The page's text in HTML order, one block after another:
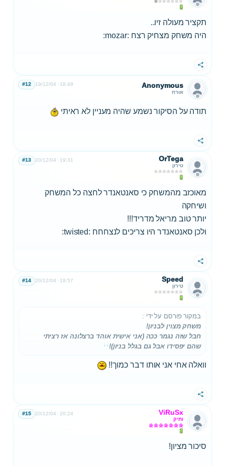
תקציר מעולה זיו..
היה משחק מצחיק רצח :mozar:
שתף
Anonymous
אורח
19/12/04 18:49
#12
תודה על הסיקור נשמע שהיה מעניין לא ראיתי
שתף
OrTega
טירון
20/12/04 19:31
#13
מאוכזב מהמשחק כי סאנטאנדר לחצה כל המשחק
ושיחקה
יותר טוב מריאל מדריד!!!
ולכן סאנטאנדר היו צריכים לנצחחח :twisted:
שתף
Speed
טירון
20/12/04 19:57
#14
במקור פורסם על ידי :
משחק מצוין לבניון!
חבל שזה נגמר ככה (אני אישית אוהד ברצלונה אז רציתי
שהם יפסידו אבל גם בגלל בניון)!
וואלה אחי אני אותו דבר כמוך!!
שתף
ViRuSx
ותיק
20/12/04 20:24
#15
סיכור מציון!